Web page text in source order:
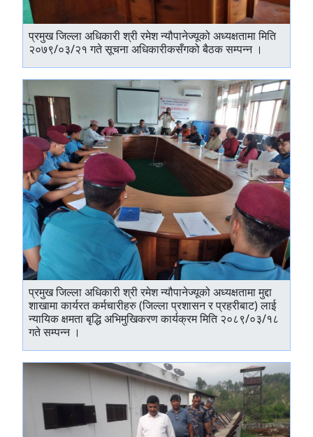
प्रमुख जिल्ला अधिकारी श्री रमेश न्यौपानेज्यूको अध्यक्षतामा मिति
२०७९/०३/२१ गते सूचना अधिकारीकसँगको बैठक सम्पन्‍न ।
प्रमुख जिल्ला अधिकारी श्री रमेश न्यौपानेज्यूको अध्यक्षतामा मुद्दा
शाखामा कार्यरत कर्मचारीहरु (जिल्ला प्रशासन र प्रहरीबाट) लाई
न्यायिक क्षमता बृद्धि अभिमुखिकरण कार्यक्रम मिति २०८९/०३/१८
गते सम्पन्‍न ।